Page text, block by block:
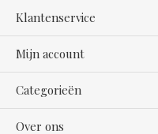
Klantenservice
Mijn account
Categorieën
Over ons